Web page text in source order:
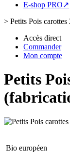
E-shop PRO↗
> Petits Pois
Accès direct
Commander
Mon compte
Petits
Bio européen